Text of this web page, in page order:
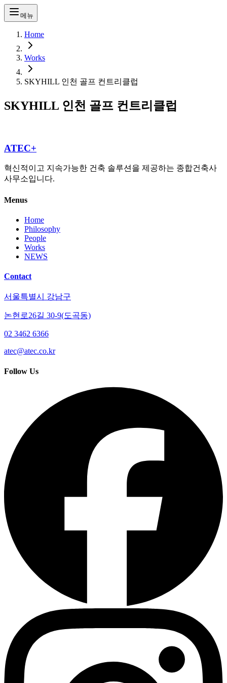
메뉴
Home
Works
SKYHILL 인천 골프 컨트리클럽
SKYHILL 인천 골프 컨트리클럽
ATEC+
혁신적이고 지속가능한 건축 솔루션을 제공하는 종합건축사
사무소입니다.
Menus
Home
Philosophy
People
Works
NEWS
Contact
서울특별시 강남구
논현로26길 30-9(도곡동)
02 3462 6366
atec@atec.co.kr
Follow Us